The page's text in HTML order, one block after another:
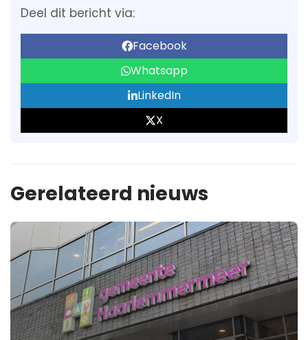
Deel dit bericht via:
Facebook
Whatsapp
LinkedIn
X
Gerelateerd nieuws